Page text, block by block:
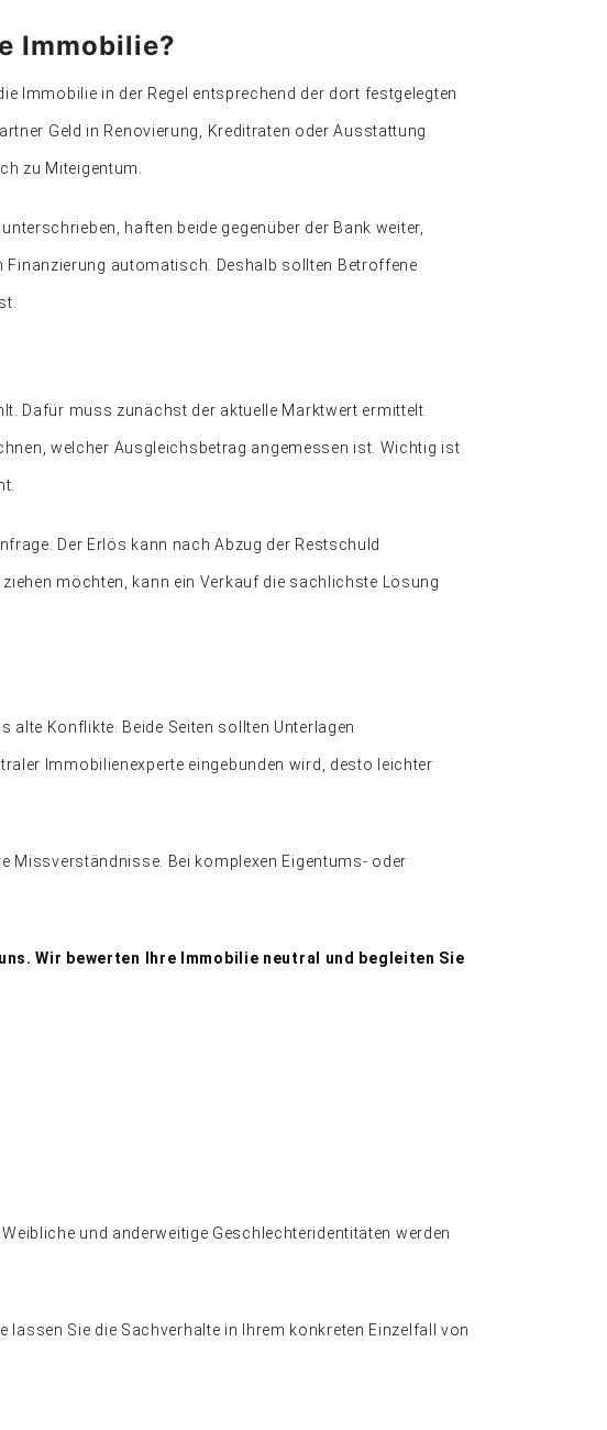
Immobilie?
Immobilie in der Regel entsprechend der dort festgelegten
Geld in Renovierung, Kreditraten oder Ausstattung
zu Miteigentum.
haften beide gegenüber der Bank weiter,
Finanzierung automatisch. Deshalb sollten Betroffene
Dafür muss zunächst der aktuelle Marktwert ermittelt
welcher Ausgleichsbetrag angemessen ist. Wichtig ist
Der Erlös kann nach Abzug der Restschuld
möchten, kann ein Verkauf die sachlichste Lösung
Konflikte. Beide Seiten sollten Unterlagen
Immobilienexperte eingebunden wird, desto leichter
Missverständnisse. Bei komplexen Eigentums- oder
Wir bewerten Ihre Immobilie neutral und begleiten Sie
und anderweitige Geschlechteridentitäten werden
lassen Sie die Sachverhalte in Ihrem konkreten Einzelfall von